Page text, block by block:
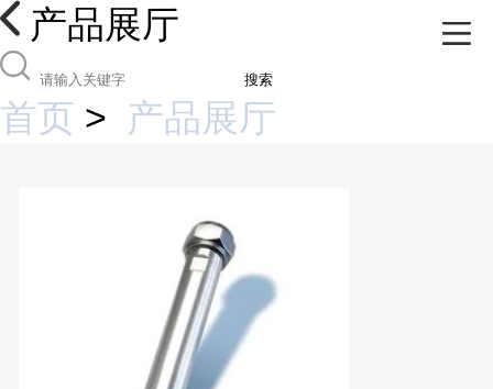
产品展厅
搜索
首页 > 产品展厅